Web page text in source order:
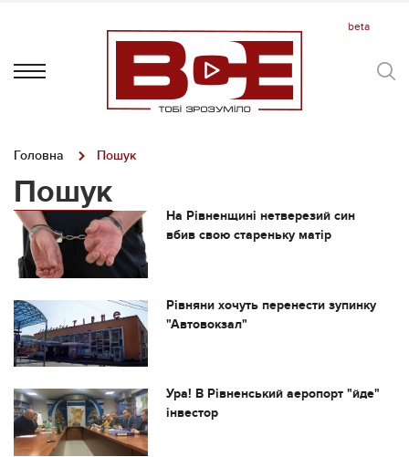
Головна Пошук
Пошук
На Рівненщині нетверезий син
вбив свою стареньку матір
Рівняни хочуть перенести зупинку
"Автовокзал"
Ура! В Рівненський аеропорт "йде"
інвестор